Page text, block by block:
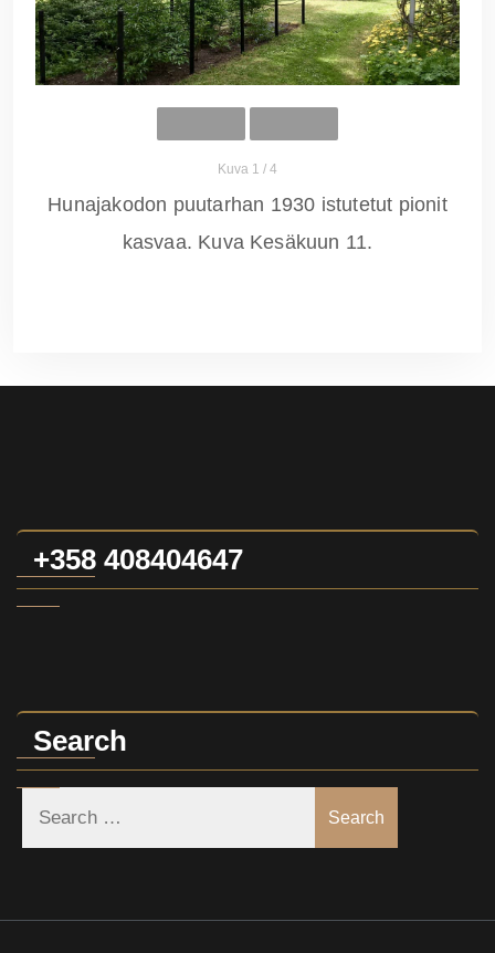
Kuva 1 / 4
Hunajakodon puutarhan 1930 istutetut pionit
kasvaa. Kuva Kesäkuun 11.
+358 408404647
Search
Search